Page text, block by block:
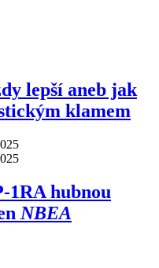
lepší aneb jak
klamem
hubnou
NBEA